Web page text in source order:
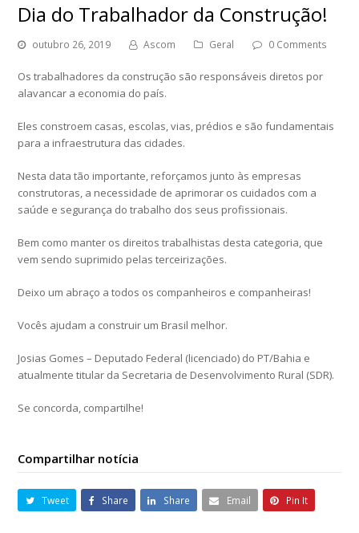
Dia do Trabalhador da Construção!
outubro 26, 2019 Ascom Geral 0 Comments
Os trabalhadores da construção são responsáveis diretos por
alavancar a economia do país.
Eles constroem casas, escolas, vias, prédios e são fundamentais
para a infraestrutura das cidades.
Nesta data tão importante, reforçamos junto às empresas
construtoras, a necessidade de aprimorar os cuidados com a
saúde e segurança do trabalho dos seus profissionais.
Bem como manter os direitos trabalhistas desta categoria, que
vem sendo suprimido pelas terceirizações.
Deixo um abraço a todos os companheiros e companheiras!
Vocês ajudam a construir um Brasil melhor.
Josias Gomes – Deputado Federal (licenciado) do PT/Bahia e
atualmente titular da Secretaria de Desenvolvimento Rural (SDR).
Se concorda, compartilhe!
Compartilhar notícia
Tweet Share Share Email Pin It